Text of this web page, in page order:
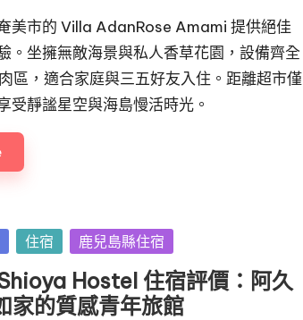
美市的 Villa AdanRose Amami 提供絕佳
。坐擁無敵海景與私人香草花園，設備齊全
區，適合家庭與三五好友入住。距離超市僅
受靜謐星空與海島慢活時光。
住宿 鹿兒島縣住宿
Hostel 住宿評價：阿久
家的質感青年旅館